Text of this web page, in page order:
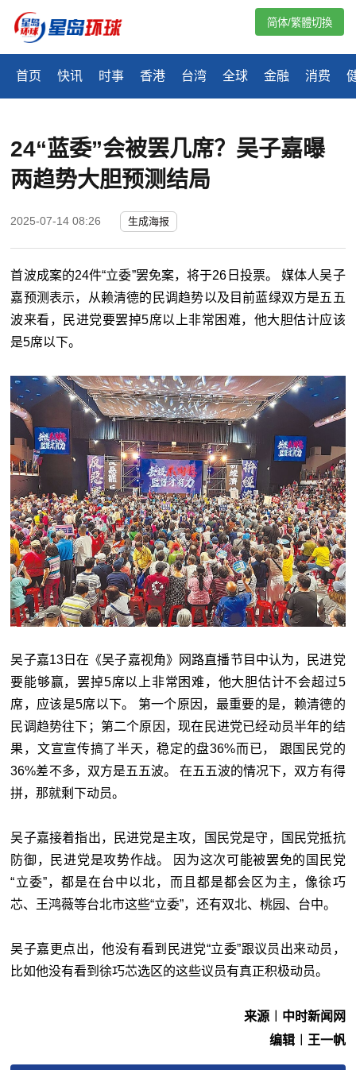
首页 快讯 时事 香港 台湾 全球 金融 消费
简体/繁體切換
24“蓝委”会被罢几席？吴子嘉曝
两趋势大胆预测结局
2025-07-14 08:26 生成海报
首波成案的24件“立委”罢免案，将于26日投票。 媒体人吴子
嘉预测表示，从赖清德的民调趋势以及目前蓝绿双方是五五
波来看，民进党要罢掉5席以上非常困难，他大胆估计应该
是5席以下。
吴子嘉13日在《吴子嘉视角》网路直播节目中认为，民进党
要能够赢，罢掉5席以上非常困难，他大胆估计不会超过5
席，应该是5席以下。 第一个原因，最重要的是，赖清德的
民调趋势往下；第二个原因，现在民进党已经动员半年的结
果，文宣宣传搞了半天，稳定的盘36%而已， 跟国民党的
36%差不多，双方是五五波。 在五五波的情况下，双方有得
拼，那就剩下动员。
吴子嘉接着指出，民进党是主攻，国民党是守，国民党抵抗
防御，民进党是攻势作战。 因为这次可能被罢免的国民党
“立委”，都是在台中以北，而且都是都会区为主，像徐巧
芯、王鸿薇等台北市这些“立委”，还有双北、桃园、台中。
吴子嘉更点出，他没有看到民进党“立委”跟议员出来动员，
比如他没有看到徐巧芯选区的这些议员有真正积极动员。
来源︱中时新闻网
编辑︱王一帆